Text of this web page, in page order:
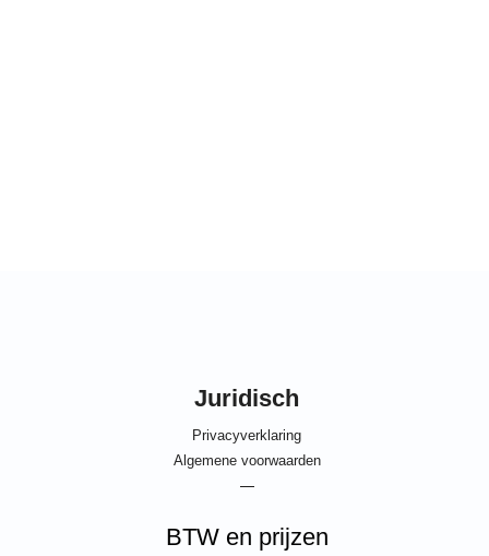
Juridisch
Privacyverklaring
Algemene voorwaarden
—
BTW en prijzen